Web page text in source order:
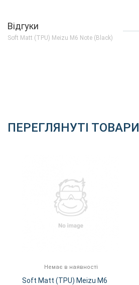
Відгуки
Soft Matt (TPU) Meizu M6 Note (Black)
ПЕРЕГЛЯНУТІ ТОВАРИ
Немає в наявності
Soft Matt (TPU) Meizu M6